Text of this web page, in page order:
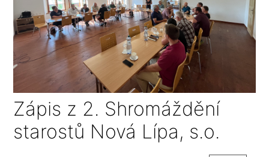
Zápis z 2. Shromáždění
starostů Nová Lípa, s.o.